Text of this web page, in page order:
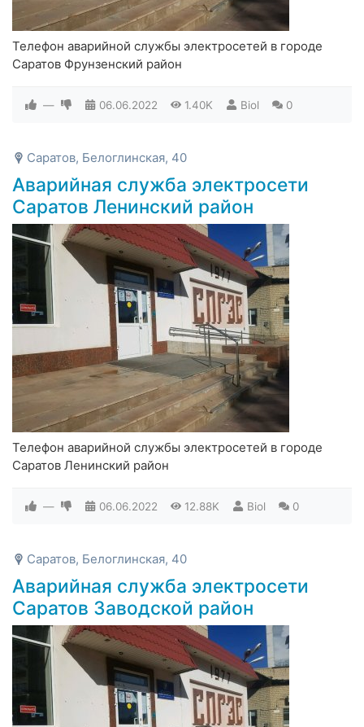
Телефон аварийной службы электросетей в городе
Саратов Фрунзенский район
— 06.06.2022 1.40K Biol 0
Саратов, Белоглинская, 40
Аварийная служба электросети
Саратов Ленинский район
Телефон аварийной службы электросетей в городе
Саратов Ленинский район
— 06.06.2022 12.88K Biol 0
Саратов, Белоглинская, 40
Аварийная служба электросети
Саратов Заводской район